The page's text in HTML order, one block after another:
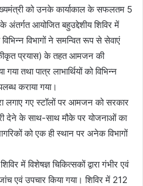
को उनके कार्याकाल के सफलतम 5
अंतर्गत आयोजित बहुउद्देशीय शिविर में
विभागों ने समन्वित रूप से सेवाएं
प्रयास) के तहत आमजन की
तथा पात्र लाभार्थियों को विभिन्न
कराया गया।
लगाए गए स्टॉलों पर आमजन को सरकार
देने के साथ-साथ मौके पर योजनाओं का
को एक ही स्थान पर अनेक विभागों
में विशेषज्ञ चिकित्सकों द्वारा गंभीर एवं
एवं उपचार किया गया। शिविर में 212